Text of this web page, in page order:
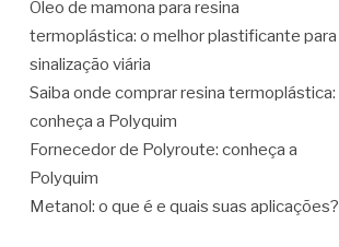
Óleo de mamona para resina
termoplástica: o melhor plastificante para
sinalização viária
Saiba onde comprar resina termoplástica:
conheça a Polyquim
Fornecedor de Polyroute: conheça a
Polyquim
Metanol: o que é e quais suas aplicações?